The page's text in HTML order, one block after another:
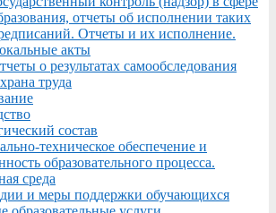
отчеты об исполнении таких
Отчеты и их исполнение.
акты
о результатах самообследования
труда
состав
техническое обеспечение и
образовательного процесса.
среда
и меры поддержки обучающихся